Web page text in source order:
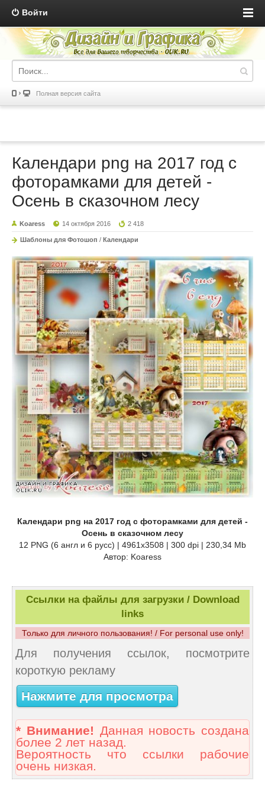
Войти
Полная версия сайта
Календари png на 2017 год с
фоторамками для детей -
Осень в сказочном лесу
Koaress 14 октября 2016 2 418
Шаблоны для Фотошоп / Календари
Календари png на 2017 год с фоторамками для детей -
Осень в сказочном лесу
12 PNG (6 англ и 6 русс) | 4961x3508 | 300 dpi | 230,34 Mb
Автор: Koaress
Ссылки на файлы для загрузки / Download
links
Только для личного пользования! / For personal use only!
Для получения ссылок, посмотрите
короткую рекламу
Нажмите для просмотра
* Внимание! Данная новость создана
более 2 лет назад.
Вероятность что ссылки рабочие
очень низкая.